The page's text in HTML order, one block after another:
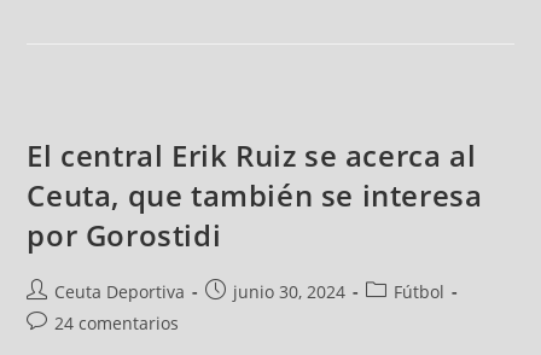
El central Erik Ruiz se acerca al
Ceuta, que también se interesa
por Gorostidi
Ceuta Deportiva junio 30, 2024
Fútbol
24 comentarios